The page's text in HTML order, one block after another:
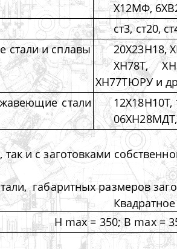
Х12МФ,
ст3, ст20,
стали и сплавы
20Х23Н18,
ХН78Т,
ХН77ТЮРУ и
стали
и с заготовками
габаритных размеров
H max = 350; B max =